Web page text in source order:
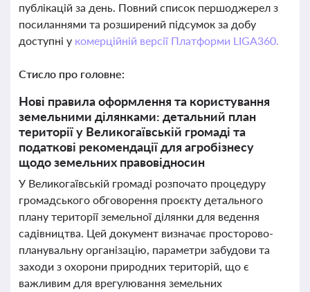
публікацій за день. Повний список першоджерел з
посиланнями та розширений підсумок за добу
доступні у комерційній версії Платформи LIGA360.
Стисло про головне:
Нові правила оформлення та користування
земельними ділянками: детальний план
території у Великогаївській громаді та
податкові рекомендації для агробізнесу
щодо земельних правовідносин
У Великогаївській громаді розпочато процедуру
громадського обговорення проєкту детального
плану території земельної ділянки для ведення
садівництва. Цей документ визначає просторово-
планувальну організацію, параметри забудови та
заходи з охорони природних територій, що є
важливим для врегулювання земельних